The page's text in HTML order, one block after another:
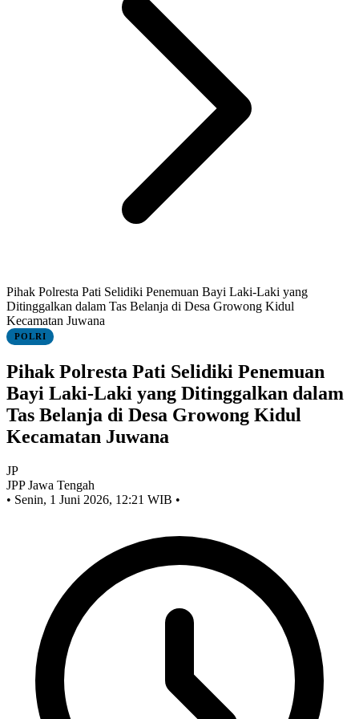
Pihak Polresta Pati Selidiki Penemuan Bayi Laki-Laki yang
Ditinggalkan dalam Tas Belanja di Desa Growong Kidul
Kecamatan Juwana
POLRI
Pihak Polresta Pati Selidiki Penemuan
Bayi Laki-Laki yang Ditinggalkan dalam
Tas Belanja di Desa Growong Kidul
Kecamatan Juwana
JP
JPP Jawa Tengah
• Senin, 1 Juni 2026, 12:21 WIB •